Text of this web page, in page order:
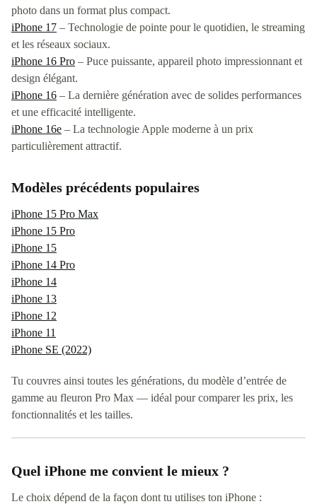
photo dans un format plus compact.
iPhone 17 – Technologie de pointe pour le quotidien, le streaming
et les réseaux sociaux.
iPhone 16 Pro – Puce puissante, appareil photo impressionnant et
design élégant.
iPhone 16 – La dernière génération avec de solides performances
et une efficacité intelligente.
iPhone 16e – La technologie Apple moderne à un prix
particulièrement attractif.
Modèles précédents populaires
iPhone 15 Pro Max
iPhone 15 Pro
iPhone 15
iPhone 14 Pro
iPhone 14
iPhone 13
iPhone 12
iPhone 11
iPhone SE (2022)
Tu couvres ainsi toutes les générations, du modèle d’entrée de
gamme au fleuron Pro Max — idéal pour comparer les prix, les
fonctionnalités et les tailles.
Quel iPhone me convient le mieux ?
Le choix dépend de la façon dont tu utilises ton iPhone :